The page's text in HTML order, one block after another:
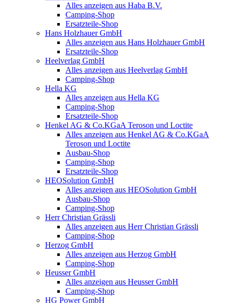
Alles anzeigen aus Haba B.V.
Camping-Shop
Ersatzteile-Shop
Hans Holzhauer GmbH
Alles anzeigen aus Hans Holzhauer GmbH
Ersatzteile-Shop
Heelverlag GmbH
Alles anzeigen aus Heelverlag GmbH
Camping-Shop
Hella KG
Alles anzeigen aus Hella KG
Camping-Shop
Ersatzteile-Shop
Henkel AG & Co.KGaA Teroson und Loctite
Alles anzeigen aus Henkel AG & Co.KGaA
Teroson und Loctite
Ausbau-Shop
Camping-Shop
Ersatzteile-Shop
HEOSolution GmbH
Alles anzeigen aus HEOSolution GmbH
Ausbau-Shop
Camping-Shop
Herr Christian Grässli
Alles anzeigen aus Herr Christian Grässli
Camping-Shop
Herzog GmbH
Alles anzeigen aus Herzog GmbH
Camping-Shop
Heusser GmbH
Alles anzeigen aus Heusser GmbH
Camping-Shop
HG Power GmbH